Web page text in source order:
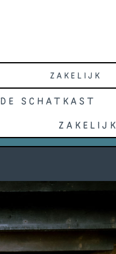
ZAKELIJK
De schatkast
Zakelijk